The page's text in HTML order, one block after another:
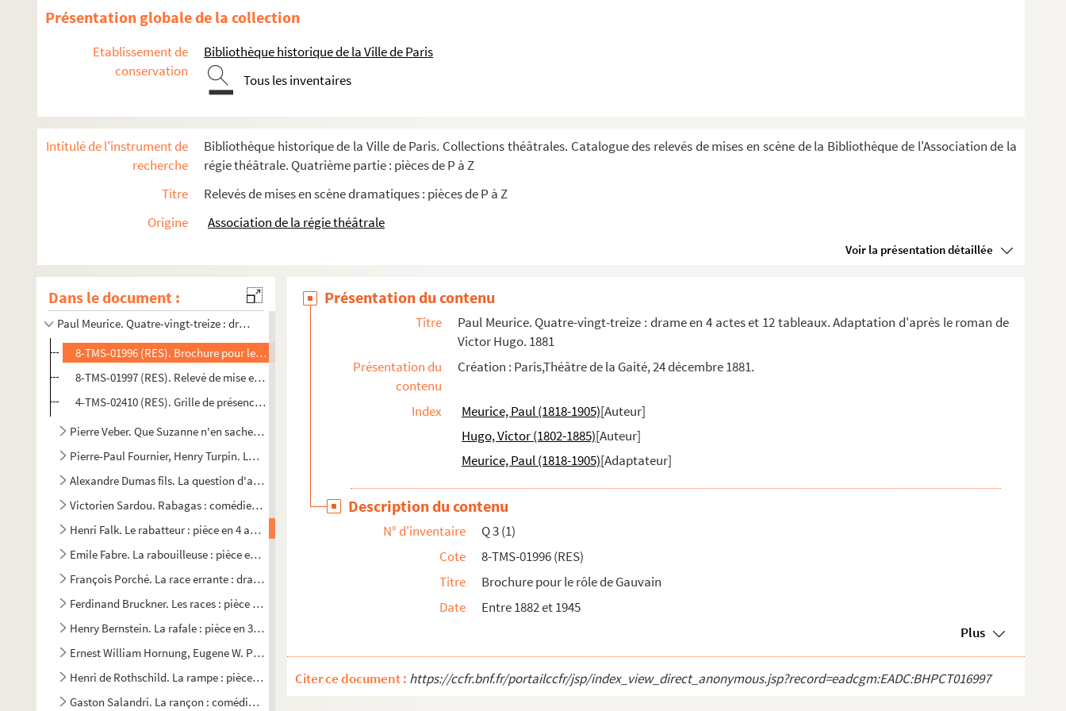
Présentation globale de la collection
Etablissement de
conservation
Bibliothèque historique de la Ville de Paris
Tous les inventaires
Intitulé de l'instrument de
recherche
Bibliothèque historique de la Ville de Paris. Collections théâtrales. Catalogue des relevés de mises en scène de la Bibliothèque de l'Association de la
régie théâtrale. Quatrième partie : pièces de P à Z
Titre
Relevés de mises en scène dramatiques : pièces de P à Z
Origine
Association de la régie théâtrale
Voir la présentation détaillée
Dans le document :
Georges Feydeau. La puce à l'oreille : pièce en 3 actes. 1907
Jean de Létraz. La pucelle d'Auteuil : pièce en 3 actes. 1953
Georges Fagot. La pucelle de Belleville : comédie en 5 actes et 6 tableaux. Entre 1895 et 1933
Sacha Guitry. Quadrille : comédie en 6 actes. 1937
Sacha Guitry. Quand jouons-nous la comédie : pièce en 2 actes et 8 tableaux. 1935
Grégoire Leclos. Quand Madelon... : comédie dramatique en 4 actes. 1938
Brendan Behan. The quare fellow : comédie dramatique en 2 actes. Traduction de Jacqueline Sundstrom ...
Melly Mellow. Quatre dames bien chambrées
Ferdinand de Laboullaye, Jules.... Les quatre sergents de La Rochelle : mélodrame en 3 actes et 6 ta...
Marcel Aymé. Les quatre vérités : pièce en 4 actes. 1954
Paul Meurice. Quatre-vingt-treize : drame en 4 actes et 12 tableaux. Adaptation d'après le roman de ...
8-TMS-01996 (RES). Brochure pour le rôle de Gauvain
8-TMS-01997 (RES). Relevé de mise en scène
4-TMS-02410 (RES). Grille de présence des personnages par tableau
Pierre Veber. Que Suzanne n'en sache rien! : comédie en 3 actes. 1899
Pierre-Paul Fournier, Henry Turpin. Le "Qu'en dira-t-on" : pièce en 3 actes. 1931
Alexandre Dumas fils. La question d'argent : comédie en 5 actes. 1857
Victorien Sardou. Rabagas : comédie en 4 actes. 1872
Henri Falk. Le rabatteur : pièce en 4 actes. 1928
Emile Fabre. La rabouilleuse : pièce en 4 actes. Adaptation d'après le roman de Honoré de Balzac. 19...
François Porché. La race errante : drame en 3 actes et 6 tableaux en vers. 1932
Ferdinand Bruckner. Les races : pièce en 8 tableaux. Adaptation par Renée Cave. 1934
Henry Bernstein. La rafale : pièce en 3 actes. 1905
Ernest William Hornung, Eugene W. Presbrey. Raffles : pièce en 4 actes. Traduction par Dario Niccode...
Henri de Rothschild. La rampe : pièce en 3 actes. 1909
Gaston Salandri. La rançon : comédie en 3 actes. 1891
Présentation du contenu
Titre
Paul Meurice. Quatre-vingt-treize : drame en 4 actes et 12 tableaux. Adaptation d'après le roman de
Victor Hugo. 1881
Présentation du
contenu
Création : Paris,Théâtre de la Gaité, 24 décembre 1881.
Index Meurice, Paul (1818-1905)[Auteur]
Hugo, Victor (1802-1885)[Auteur]
Meurice, Paul (1818-1905)[Adaptateur]
Description du contenu
N° d'inventaire
Q 3 (1)
Cote
8-TMS-01996 (RES)
Titre
Brochure pour le rôle de Gauvain
Date
Entre 1882 et 1945
Plus
Citer ce document : https://ccfr.bnf.fr/portailccfr/jsp/index_view_direct_anonymous.jsp?record=eadcgm:EADC:BHPCT016997